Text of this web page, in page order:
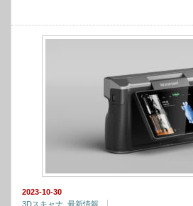
2023-10-30
3Dスキャナ 最新情報